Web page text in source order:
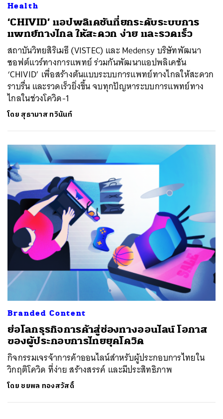
Health
‘CHIVID’ แอปพลิเคชันที่ยกระดับระบบการ
แพทย์ทางไกล ให้สะดวก ง่าย และรวดเร็ว
สถาบันวิทยสิริเมธี (VISTEC) และ Medensy บริษัทพัฒนา
ซอฟต์แวร์ทางการแพทย์ ร่วมกันพัฒนาแอปพลิเคชัน
‘CHIVID’ เพื่อสร้างต้นแบบระบบการแพทย์ทางไกลให้สะดวก
ราบรื่น และรวดเร็วยิ่งขึ้น จบทุกปัญหาระบบการแพทย์ทาง
ไกลในช่วงโควิด-1
โดย สุธามาส ทวินันท์
Branded Content
ย่อโลกธุรกิจการค้าสู่ช่องทางออนไลน์ โอกาส
ของผู้ประกอบการไทยยุคโควิด
กิจกรรมเจรจ้าการค้าออนไลน์สำหรับผู้ประกอบการไทยใน
วิกฤติโควิด ที่ง่าย สร้างสรรค์ และมีประสิทธิภาพ
โดย ชยพล ทองสวัสดิ์